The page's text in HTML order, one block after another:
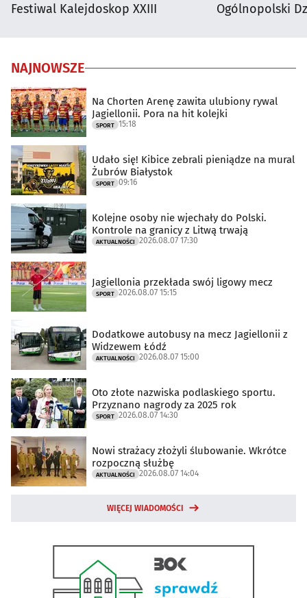
Festiwal Kalejdoskop XXIII Ogólnopolski
NAJNOWSZE
Na Chorten Arenę zawita ulubiony rywal
Jagiellonii. Pora na hit kolejki
SPORT 15:18
Udało się! Kibice zebrali pieniądze na mural
Żubrów Białystok
SPORT 09:16
Kolejne osoby nie wjechały do Polski.
Kontrole na granicy z Litwą trwają
AKTUALNOŚCI 2026.08.07 17:30
Jagiellonia przekłada swój ligowy mecz
SPORT 2026.08.07 15:15
Dodatkowe autobusy na mecz Jagiellonii z
Widzewem Łódź
AKTUALNOŚCI 2026.08.07 15:00
Oto złote nazwiska podlaskiego sportu.
Przyznano nagrody za 2025 rok
SPORT 2026.08.07 14:30
Nowi strażacy złożyli ślubowanie. Wkrótce
rozpoczną służbę
AKTUALNOŚCI 2026.08.07 14:04
WIĘCEJ WIADOMOŚCI